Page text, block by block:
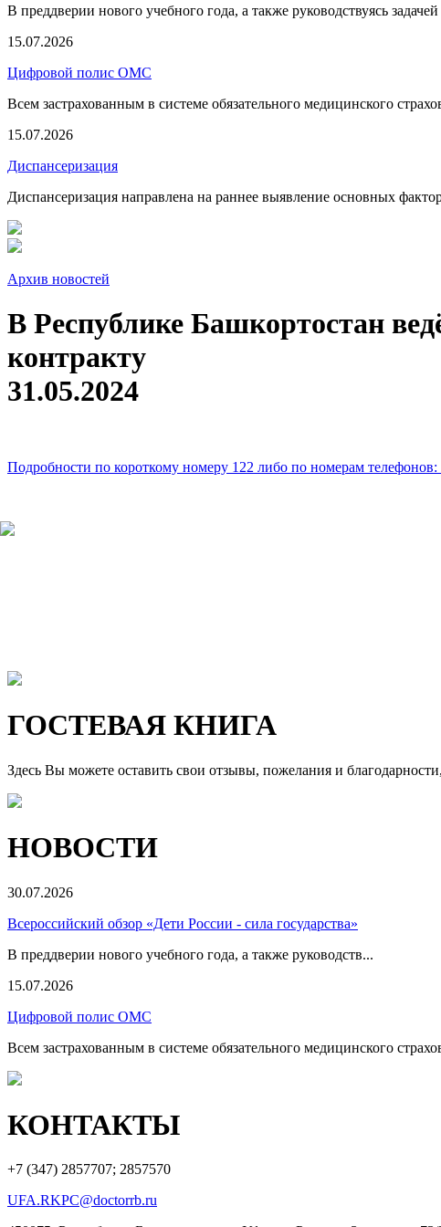
В преддверии нового учебного года, а также руководствуясь
15.07.2026
Цифровой полис ОМС
Всем застрахованным в системе обязательного медицинского
15.07.2026
Диспансеризация
Диспансеризация направлена на раннее выявление основных
Архив новостей
В Республике Башкортостан
контракту
31.05.2024
Подробности по короткому номеру 122 либо по номерам телефонов:
ГОСТЕВАЯ КНИГА
Здесь Вы можете оставить свои отзывы, пожелания и благодарности,
НОВОСТИ
30.07.2026
Всероссийский обзор «Дети России - сила государства»
В преддверии нового учебного года, а также руководств...
15.07.2026
Цифровой полис ОМС
Всем застрахованным в системе обязательного медицинского
КОНТАКТЫ
+7 (347) 2857707; 2857570
UFA.RKPC@doctorrb.ru